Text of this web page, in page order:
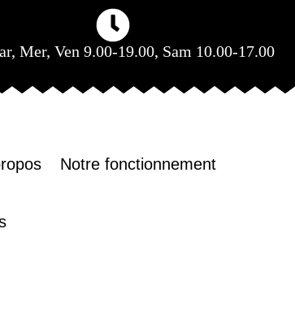
Mer, Ven 9.00-19.00, Sam 10.00-17.00
Notre fonctionnement